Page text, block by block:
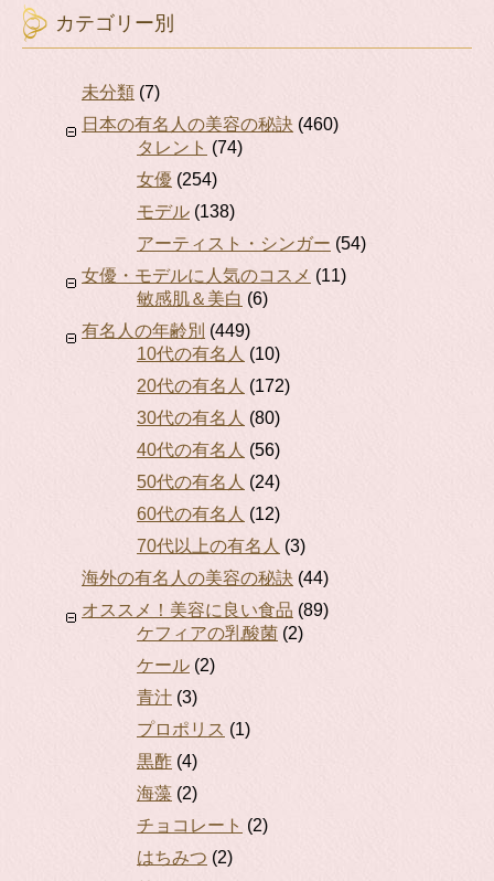
カテゴリー別
未分類 (7)
日本の有名人の美容の秘訣 (460)
タレント (74)
女優 (254)
モデル (138)
アーティスト・シンガー (54)
女優・モデルに人気のコスメ (11)
敏感肌＆美白 (6)
有名人の年齢別 (449)
10代の有名人 (10)
20代の有名人 (172)
30代の有名人 (80)
40代の有名人 (56)
50代の有名人 (24)
60代の有名人 (12)
70代以上の有名人 (3)
海外の有名人の美容の秘訣 (44)
オススメ！美容に良い食品 (89)
ケフィアの乳酸菌 (2)
ケール (2)
青汁 (3)
プロポリス (1)
黒酢 (4)
海藻 (2)
チョコレート (2)
はちみつ (2)